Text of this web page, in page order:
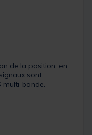
de la position, en
sont
multi-bande.